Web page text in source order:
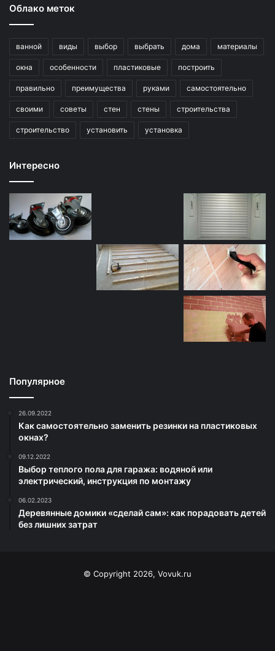
Облако меток
ванной виды выбор выбрать дома материалы
окна особенности пластиковые построить
правильно преимущества руками самостоятельно
своими советы стен стены строительства
строительство установить установка
Интересно
Популярное
26.09.2022
Как самостоятельно заменить резинки на пластиковых
окнах?
09.12.2022
Выбор теплого пола для гаража: водяной или
электрический, инструкция по монтажу
06.02.2023
Деревянные домики «сделай сам»: как порадовать детей
без лишних затрат
© Copyright 2026, Vovuk.ru